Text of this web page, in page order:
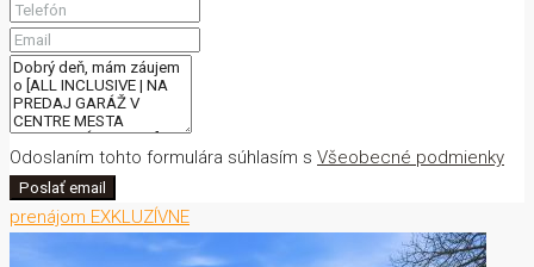
Odoslaním tohto formulára súhlasím s Všeobecné podmienky
Poslať email
prenájom EXKLUZÍVNE